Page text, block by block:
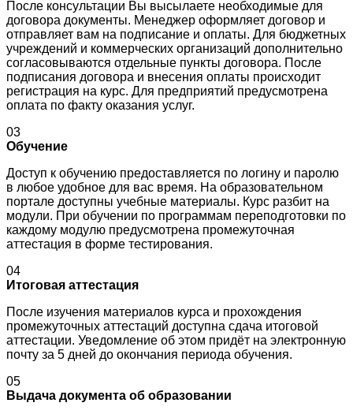
После консультации Вы высылаете необходимые для
договора документы. Менеджер оформляет договор и
отправляет вам на подписание и оплаты. Для бюджетных
учреждений и коммерческих организаций дополнительно
согласовываются отдельные пункты договора. После
подписания договора и внесения оплаты происходит
регистрация на курс. Для предприятий предусмотрена
оплата по факту оказания услуг.
03
Обучение
Доступ к обучению предоставляется по логину и паролю
в любое удобное для вас время. На образовательном
портале доступны учебные материалы. Курс разбит на
модули. При обучении по программам переподготовки по
каждому модулю предусмотрена промежуточная
аттестация в форме тестирования.
04
Итоговая аттестация
После изучения материалов курса и прохождения
промежуточных аттестаций доступна сдача итоговой
аттестации. Уведомление об этом придёт на электронную
почту за 5 дней до окончания периода обучения.
05
Выдача документа об образовании